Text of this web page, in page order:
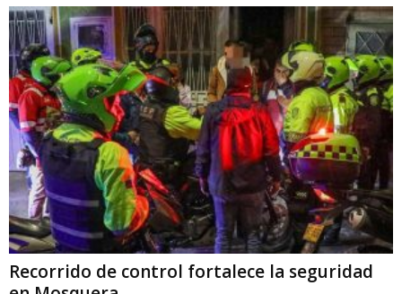
Recorrido de control fortalece la seguridad